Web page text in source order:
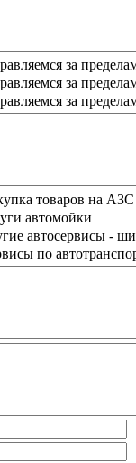
за
за
за
товаров на
автомойки
автосервисы -
по